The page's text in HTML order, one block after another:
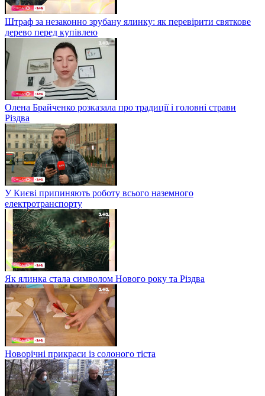
Штраф за незаконно зрубану ялинку: як перевірити святкове
дерево перед купівлею
Олена Брайченко розказала про традиції і головні страви
Різдва
У Києві припиняють роботу всього наземного
електротранспорту
Як ялинка стала символом Нового року та Різдва
Новорічні прикраси із солоного тіста